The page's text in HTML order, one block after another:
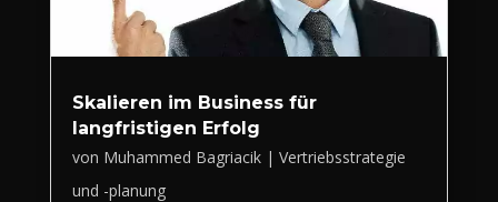
Skalieren im Business für
langfristigen Erfolg
von Muhammed Bagriacik| Vertriebsstrategie
und -planung